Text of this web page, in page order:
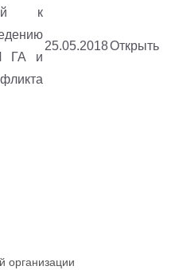
к
ГА и
25.05.2018Открыть
организации